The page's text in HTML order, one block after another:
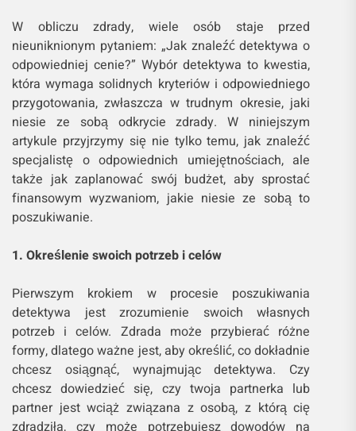
W obliczu zdrady, wiele osób staje przed
nieuniknionym pytaniem: „Jak znaleźć detektywa o
odpowiedniej cenie?” Wybór detektywa to kwestia,
która wymaga solidnych kryteriów i odpowiedniego
przygotowania, zwłaszcza w trudnym okresie, jaki
niesie ze sobą odkrycie zdrady. W niniejszym
artykule przyjrzymy się nie tylko temu, jak znaleźć
specjalistę o odpowiednich umiejętnościach, ale
także jak zaplanować swój budżet, aby sprostać
finansowym wyzwaniom, jakie niesie ze sobą to
poszukiwanie.
1. Określenie swoich potrzeb i celów
Pierwszym krokiem w procesie poszukiwania
detektywa jest zrozumienie swoich własnych
potrzeb i celów. Zdrada może przybierać różne
formy, dlatego ważne jest, aby określić, co dokładnie
chcesz osiągnąć, wynajmując detektywa. Czy
chcesz dowiedzieć się, czy twoja partnerka lub
partner jest wciąż związana z osobą, z którą cię
zdradziła, czy może potrzebujesz dowodów na